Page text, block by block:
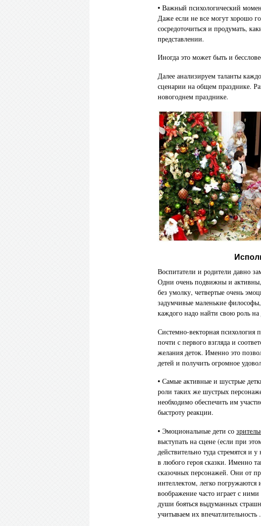
• Важный психологический
Даже если не все могут хорошо
сосредоточиться и продумать,
представлении.
Иногда это может быть и
Далее анализируем таланты
сценарии на общем празднике.
новогоднем празднике.
Воспитатели и родители давно
Одни очень подвижны и активны,
без умолку, четвертые очень
задумчивые маленькие
каждого надо найти свою роль
Системно-векторная психология
почти с первого взгляда и
желания деток. Именно это
детей и получить огромное
• Самые активные и шустрые
роли таких же шустрых
необходимо обеспечить им
быстроту реакции.
• Эмоциональные дети со
выступать на сцене (если при
действительно туда стремятся и
в любого героя сказки. Именно
сказочных персонажей. Они от
интеллектом, легко
воображение часто играет с
души бояться выдуманных
учитываем их впечатлительность .